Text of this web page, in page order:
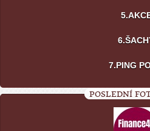
7.PING
POSLEDNÍ